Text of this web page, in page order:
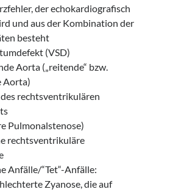
der echokardiografisch
und aus der Kombination der
besteht
(VSD)
Aorta („reitende“ bzw.
Aorta)
rechtsventrikulären
Pulmonalstenose)
rechtsventrikuläre
Anfälle/“Tet“-Anfälle:
Zyanose, die auf